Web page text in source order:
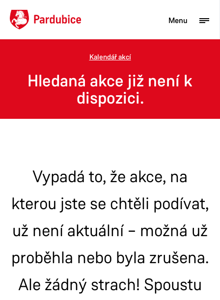
Turista
Aktuality
Kalendář akcí
Hledaná akce již není k
dispozici.
Vypadá to, že akce, na
kterou jste se chtěli podívat,
už není aktuální – možná už
proběhla nebo byla zrušena.
Ale žádný strach! Spoustu
Menu